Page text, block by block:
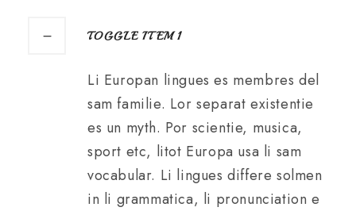
TOGGLE ITEM 1
Li Europan lingues es membres del
sam familie. Lor separat existentie
es un myth. Por scientie, musica,
sport etc, litot Europa usa li sam
vocabular. Li lingues differe solmen
in li grammatica, li pronunciation e